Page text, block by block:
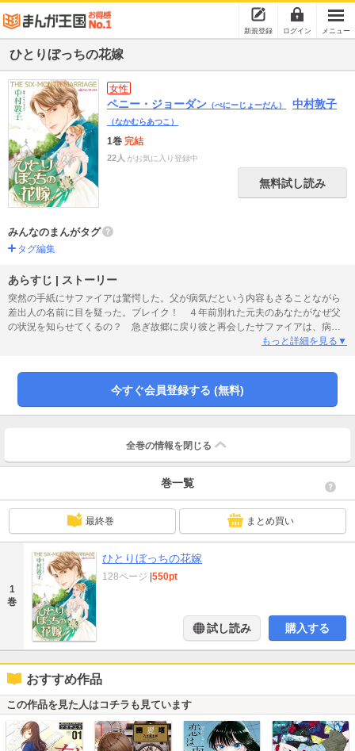
新規登録 ログイン メニュー
ひとりぼっちの花嫁
女性
ペニー・ジョーダン （ぺにーじょーだん） 中村敦子
（なかむらあつこ）
1巻 完結
22人 がお気に入り登録中
無料試し読み
みんなのまんがタグ
タグ編集
あらすじ | ストーリー
突然の手紙にサファイアは驚愕した。父が病気だという内容もさることながら
差出人の名前に目を疑った。ブレイク！ ４年前別れた元夫のあなたがなぜ父
の状況を知らせてくるの？ 急ぎ故郷に戻り彼と再会したサファイアは、病気
で父が長くないこと、父を安心させるため期間限定でもう一度結婚しないかと
反発するサファイアだが、父のため二度目の愛のない結婚に身を投じるしかな
もっと詳細を見る▼
今すぐ会員登録する (無料)
全巻の情報を 閉じる
巻一覧
最終巻 まとめ買い
1
巻
ひとりぼっちの花嫁
128ページ 550pt
試し読み 購入する
おすすめ作品
この作品を見た人はコチラも見ています